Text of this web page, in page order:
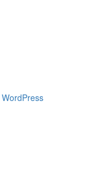
WordPress